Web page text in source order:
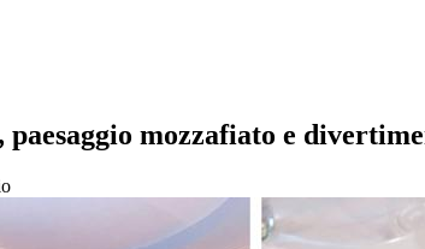
paesaggio mozzafiato e